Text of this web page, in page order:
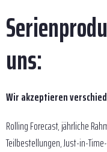
uns:
Wir akzeptieren
Rolling Forecast, jährliche
Teilbestellungen, Just-in-